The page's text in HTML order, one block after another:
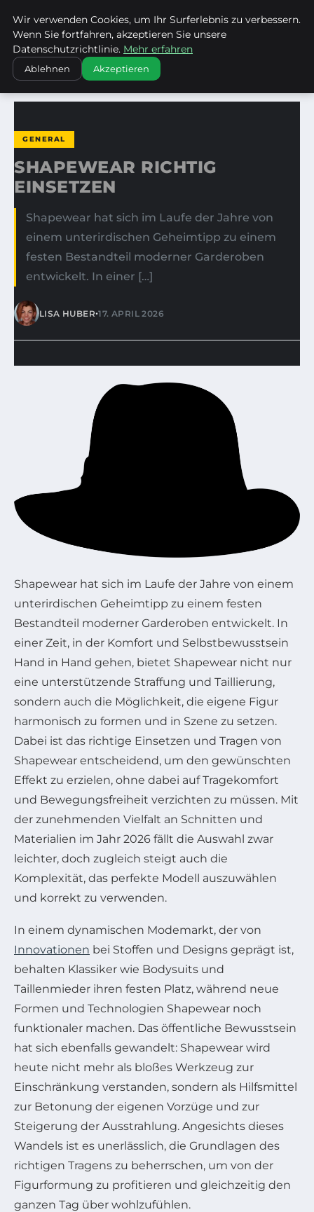
KIRCHE ERBACH DONAU
STARTSEITE GENERAL SHAPEWEAR RICHTIG EINSETZEN
GENERAL
SHAPEWEAR RICHTIG
EINSETZEN
Shapewear hat sich im Laufe der Jahre von
einem unterirdischen Geheimtipp zu einem
festen Bestandteil moderner Garderoben
entwickelt. In einer […]
LISA HUBER•17. APRIL 2026
Shapewear hat sich im Laufe der Jahre von einem
unterirdischen Geheimtipp zu einem festen
Bestandteil moderner Garderoben entwickelt. In
einer Zeit, in der Komfort und Selbstbewusstsein
Hand in Hand gehen, bietet Shapewear nicht nur
eine unterstützende Straffung und Taillierung,
sondern auch die Möglichkeit, die eigene Figur
harmonisch zu formen und in Szene zu setzen.
Dabei ist das richtige Einsetzen und Tragen von
Shapewear entscheidend, um den gewünschten
Effekt zu erzielen, ohne dabei auf Tragekomfort
und Bewegungsfreiheit verzichten zu müssen. Mit
der zunehmenden Vielfalt an Schnitten und
Materialien im Jahr 2026 fällt die Auswahl zwar
leichter, doch zugleich steigt auch die
Komplexität, das perfekte Modell auszuwählen
und korrekt zu verwenden.
In einem dynamischen Modemarkt, der von
Innovationen bei Stoffen und Designs geprägt ist,
behalten Klassiker wie Bodysuits und
Taillenmieder ihren festen Platz, während neue
Formen und Technologien Shapewear noch
funktionaler machen. Das öffentliche Bewusstsein
hat sich ebenfalls gewandelt: Shapewear wird
heute nicht mehr als bloßes Werkzeug zur
Einschränkung verstanden, sondern als Hilfsmittel
zur Betonung der eigenen Vorzüge und zur
Steigerung der Ausstrahlung. Angesichts dieses
Wandels ist es unerlässlich, die Grundlagen des
richtigen Tragens zu beherrschen, um von der
Figurformung zu profitieren und gleichzeitig den
ganzen Tag über wohlzufühlen.
Wir verwenden Cookies, um Ihr Surferlebnis zu verbessern.
Wenn Sie fortfahren, akzeptieren Sie unsere
Datenschutzrichtlinie. Mehr erfahren
Ablehnen Akzeptieren